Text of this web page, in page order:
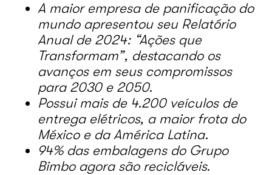
A maior empresa de panificação do
mundo apresentou seu Relatório
Anual de 2024: “Ações que
Transformam”, destacando os
avanços em seus compromissos
para 2030 e 2050.
Possui mais de 4.200 veículos de
entrega elétricos, a maior frota do
México e da América Latina.
94% das embalagens do Grupo
Bimbo agora são recicláveis.